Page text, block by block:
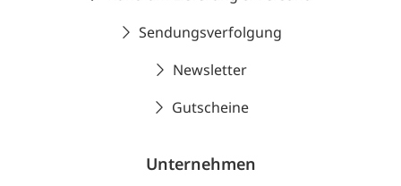
Sendungsverfolgung
Newsletter
Gutscheine
Unternehmen